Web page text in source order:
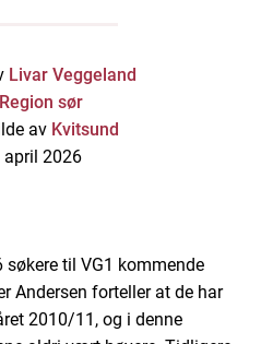
Livar Veggeland
Region sør
av Kvitsund
april 2026
til VG1 kommende
Andersen forteller at de har
2010/11, og i denne